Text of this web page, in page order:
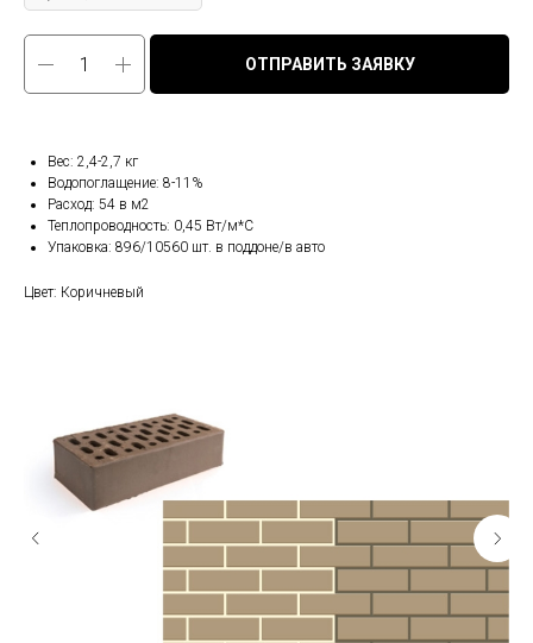
ОТПРАВИТЬ ЗАЯВКУ
Вес: 2,4-2,7 кг
Водопоглащение: 8-11%
Расход: 54 в м2
Теплопроводность: 0,45 Вт/м*С
Упаковка: 896/10560 шт. в поддоне/в авто
Цвет: Коричневый